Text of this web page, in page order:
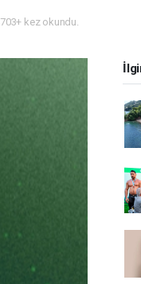
703+ kez okundu.